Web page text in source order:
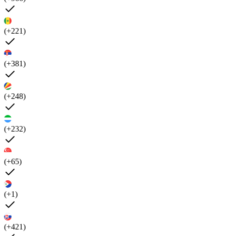
(+221)
(+381)
(+248)
(+232)
(+65)
(+1)
(+421)